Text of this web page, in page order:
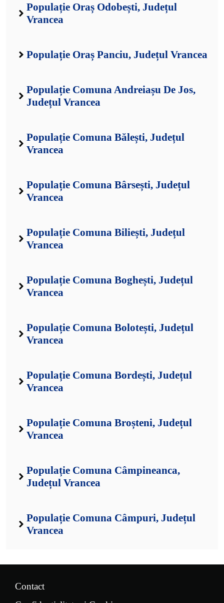
Populație Oraș Odobești, Județul
Vrancea
Populație Oraș Panciu, Județul Vrancea
Populație Comuna Andreiașu De Jos,
Județul Vrancea
Populație Comuna Bălești, Județul
Vrancea
Populație Comuna Bârsești, Județul
Vrancea
Populație Comuna Biliești, Județul
Vrancea
Populație Comuna Boghești, Județul
Vrancea
Populație Comuna Bolotești, Județul
Vrancea
Populație Comuna Bordești, Județul
Vrancea
Populație Comuna Broșteni, Județul
Vrancea
Populație Comuna Câmpineanca,
Județul Vrancea
Populație Comuna Câmpuri, Județul
Vrancea
Contact